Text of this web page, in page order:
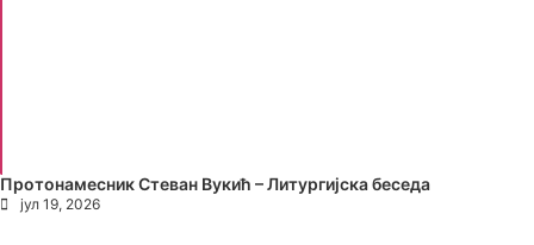
Протонамесник Стеван Вукић – Литургијска беседа
јул 19, 2026